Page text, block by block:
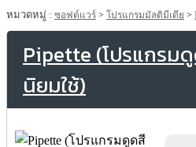
หมวดหมู่ : ซอฟต์แวร์ > โปรแกรมมัลติมีเดีย >
Pipette (โปรแกรม
นิยมใช้)